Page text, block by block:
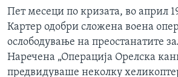
Пет месеци по кризата, во април
Картер одобри сложена воена
ослободување на преостанатите
Наречена „Операција Орелска
предвидуваше неколку